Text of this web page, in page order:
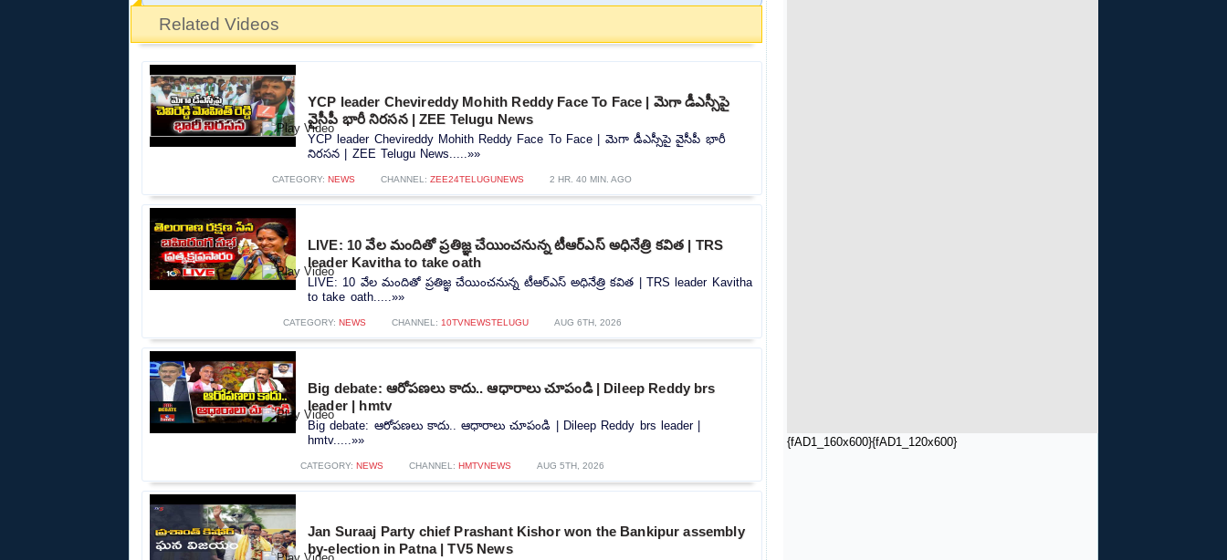
{fAD1_160x600}{fAD1_120x600}
Related Videos
YCP leader Chevireddy Mohith Reddy Face To Face | మెగా డీఎస్సీపై
వైసీపీ భారీ నిరసన | ZEE Telugu News
YCP leader Chevireddy Mohith Reddy Face To Face | మెగా డీఎస్సీపై వైసీపీ భారీ
నిరసన | ZEE Telugu News.....»»
CATEGORY: NEWS CHANNEL: ZEE24TELUGUNEWS 2 HR. 40 MIN. AGO
LIVE: 10 వేల మందితో ప్రతిజ్ఞ చేయించనున్న టీఆర్‌ఎస్‌ అధినేత్రి కవిత | TRS
leader Kavitha to take oath
LIVE: 10 వేల మందితో ప్రతిజ్ఞ చేయించనున్న టీఆర్‌ఎస్‌ అధినేత్రి కవిత | TRS leader Kavitha
to take oath.....»»
CATEGORY: NEWS CHANNEL: 10TVNEWSTELUGU AUG 6TH, 2026
Big debate: ఆరోపణలు కాదు.. ఆధారాలు చూపండి | Dileep Reddy brs
leader | hmtv
Big debate: ఆరోపణలు కాదు.. ఆధారాలు చూపండి | Dileep Reddy brs leader |
hmtv.....»»
CATEGORY: NEWS CHANNEL: HMTVNEWS AUG 5TH, 2026
Jan Suraaj Party chief Prashant Kishor won the Bankipur assembly
by-election in Patna | TV5 News